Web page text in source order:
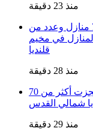
منذ 23 دقيقة
محافظة القدس: قوات الاحتلال هدمت 7 منازل وعدد من
في مخيم
قلنديا
منذ 28 دقيقة
محافظة القدس: قوات الاحتلال اعتقلت واحتجزت أكثر من 70
شمالي القدس
منذ 29 دقيقة